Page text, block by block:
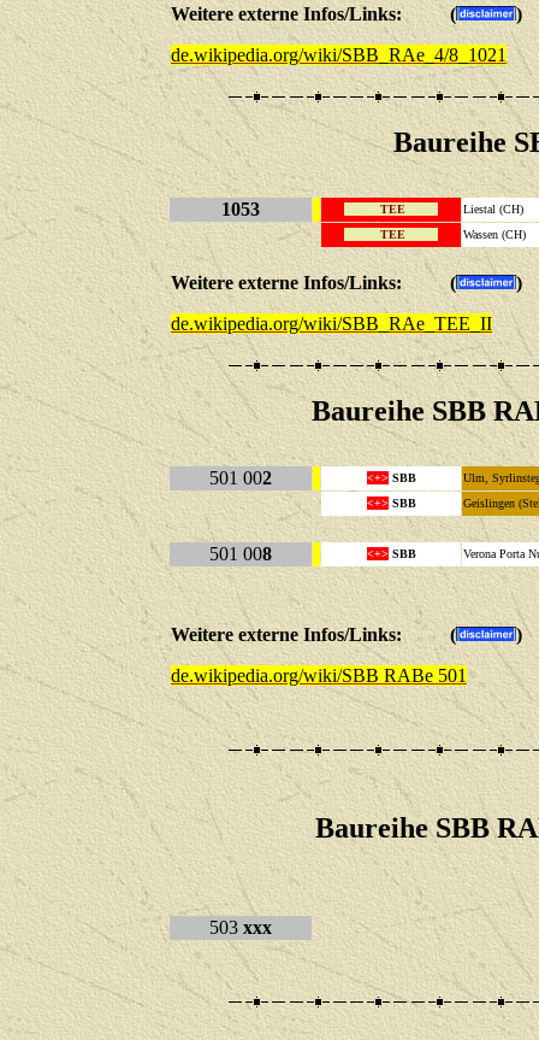
Weitere externe Infos/Links: (
)
de.wikipedia.org/wiki/SBB_RAe_4/8_1021
Baureihe
1053 TEE
Liestal (CH)
TEE
Wassen (CH)
Weitere externe Infos/Links: (
)
de.wikipedia.org/wiki/SBB_RAe_TEE_II
Baureihe SBB
501 002 <+> SBB
Ulm,
<+> SBB Geislingen
501 008 <+> SBB Verona Porta
Weitere externe Infos/Links: (
)
de.wikipedia.org/wiki/SBB RABe 501
Baureihe SBB
503 xxx